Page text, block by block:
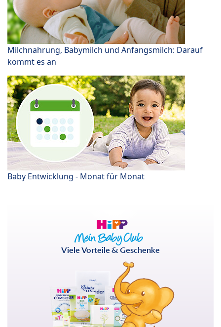
Milchnahrung, Babymilch und Anfangsmilch: Darauf
kommt es an
Baby Entwicklung - Monat für Monat
Viele Vorteile & Geschenke